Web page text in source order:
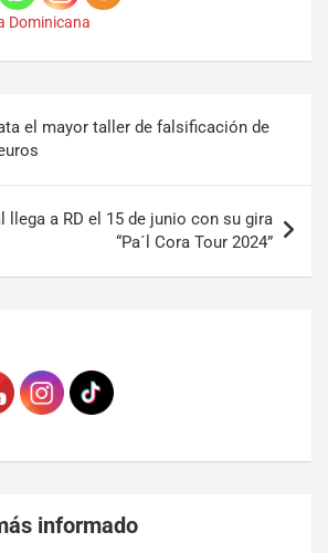
Dominicana
el mayor taller de falsificación de
llega a RD el 15 de junio con su gira
“Pa´l Cora Tour 2024”
informado